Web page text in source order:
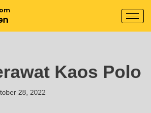
Kaos Polo
28, 2022